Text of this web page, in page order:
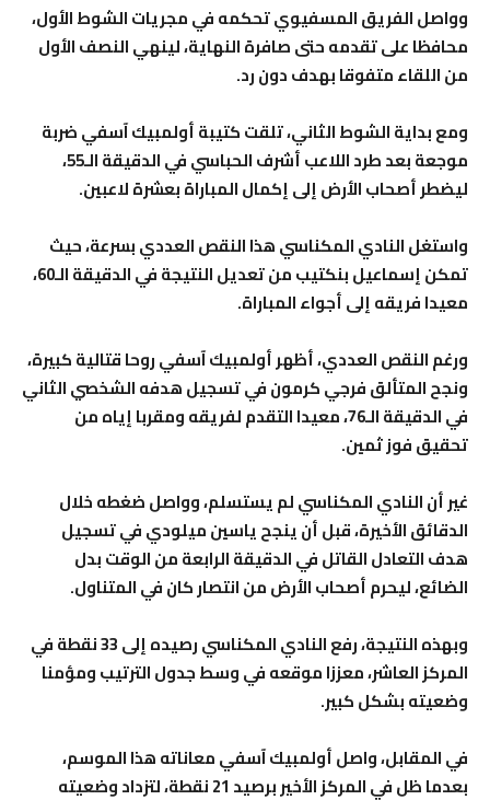
وواصل الفريق المسفيوي تحكمه في مجريات الشوط الأول،
محافظا على تقدمه حتى صافرة النهاية، لينهي النصف الأول
من اللقاء متفوقا بهدف دون رد.
ومع بداية الشوط الثاني، تلقت كتيبة أولمبيك آسفي ضربة
موجعة بعد طرد اللاعب أشرف الحباسي في الدقيقة الـ55،
ليضطر أصحاب الأرض إلى إكمال المباراة بعشرة لاعبين.
واستغل النادي المكناسي هذا النقص العددي بسرعة، حيث
تمكن إسماعيل بنكتيب من تعديل النتيجة في الدقيقة الـ60،
معيدا فريقه إلى أجواء المباراة.
ورغم النقص العددي، أظهر أولمبيك آسفي روحا قتالية كبيرة،
ونجح المتألق فرجي كرمون في تسجيل هدفه الشخصي الثاني
في الدقيقة الـ76، معيدا التقدم لفريقه ومقربا إياه من
تحقيق فوز ثمين.
غير أن النادي المكناسي لم يستسلم، وواصل ضغطه خلال
الدقائق الأخيرة، قبل أن ينجح ياسين ميلودي في تسجيل
هدف التعادل القاتل في الدقيقة الرابعة من الوقت بدل
الضائع، ليحرم أصحاب الأرض من انتصار كان في المتناول.
وبهذه النتيجة، رفع النادي المكناسي رصيده إلى 33 نقطة في
المركز العاشر، معززا موقعه في وسط جدول الترتيب ومؤمنا
وضعيته بشكل كبير.
في المقابل، واصل أولمبيك آسفي معاناته هذا الموسم،
بعدما ظل في المركز الأخير برصيد 21 نقطة، لتزداد وضعيته